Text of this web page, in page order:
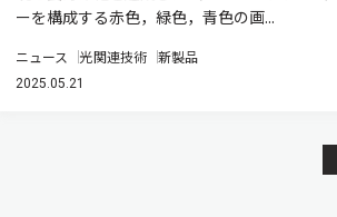
ーを構成する赤色，緑色，青色の画...
ニュース 光関連技術 新製品
2025.05.21